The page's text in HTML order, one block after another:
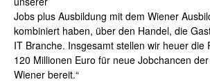
Jobs plus Ausbildung mit dem Wiener
kombiniert haben, über den Handel, die
IT Branche. Insgesamt stellen wir heuer die
120 Millionen Euro für neue Jobchancen
Wiener bereit.“